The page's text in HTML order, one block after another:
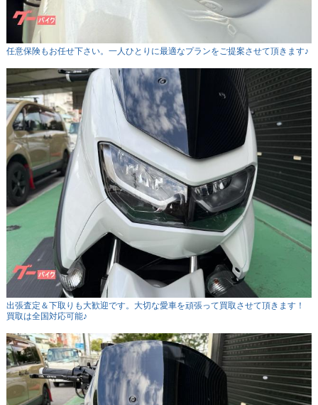
任意保険もお任せ下さい。一人ひとりに最適なプランをご提案させて頂きます♪
出張査定＆下取りも大歓迎です。大切な愛車を頑張って買取させて頂きます！
買取は全国対応可能♪